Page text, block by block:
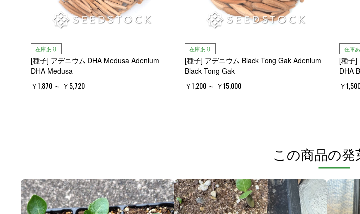
在庫あり
[種子] アデニウム DHA Medusa Adenium
DHA Medusa
￥1,870 ～ ￥5,720
在庫あり
[種子] アデニウム Black Tong Gak Adenium
Black Tong Gak
￥1,200 ～ ￥15,000
在庫
[種子]
DHA
￥
この商品の発